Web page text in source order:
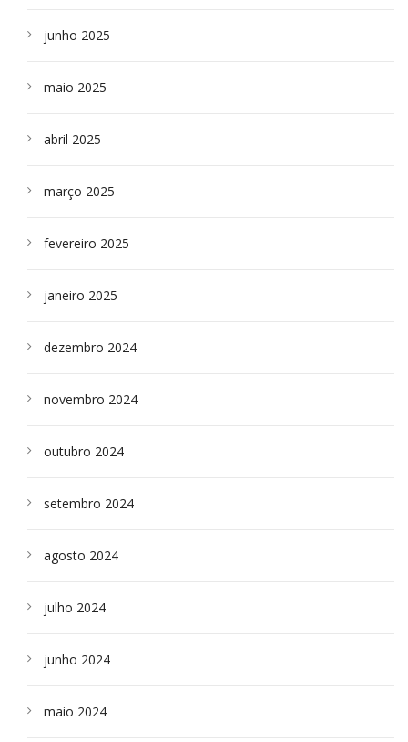
junho 2025
maio 2025
abril 2025
março 2025
fevereiro 2025
janeiro 2025
dezembro 2024
novembro 2024
outubro 2024
setembro 2024
agosto 2024
julho 2024
junho 2024
maio 2024